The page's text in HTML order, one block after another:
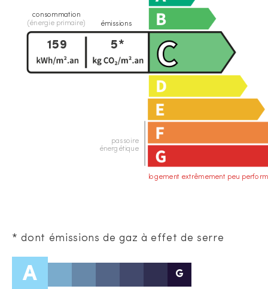
logement extrêmement peu
passoire
énergétique
consommation
(énergie primaire)
émissions
159 5*
* dont émissions de gaz à effet de serre
A G